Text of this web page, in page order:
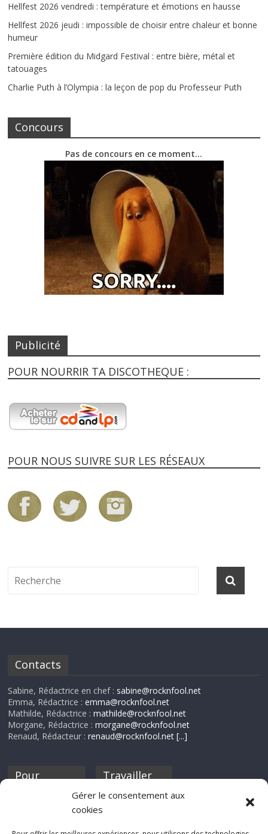
Gérer le consentement aux
cookies
Hellfest 2026 vendredi : température et émotions en hausse
Hellfest 2026 jeudi : impossible de choisir entre chaleur et bonne
humeur
Première édition du Midgard Festival : entre bière, métal et
tatouages
Charlie Puth à l’Olympia : la leçon de pop du Professeur Puth
Concours
Pas de concours en ce moment…
Publicité
POUR NOURRIR TA DISCOTHEQUE :
POUR NOUS SUIVRE SUR LES RÉSEAUX
Contacts
Sabine, Rédactrice en chef : sabine@rocknfool.net
Emma, Rédactrice :emma@rocknfool.net
Mathilde, Rédactrice :mathilde@rocknfool.net
Morgane, Rédactrice :morgane@rocknfool.net
Renaud, Rédacteur :renaud@rocknfool.net [...]
Pour
discothèque
Travailler
Si tu souhaites